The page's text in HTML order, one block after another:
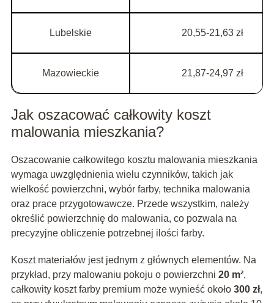
Lubelskie 20,55-21,63 zł
Mazowieckie 21,87-24,97 zł
Jak oszacować całkowity koszt
malowania mieszkania?
Oszacowanie całkowitego kosztu malowania mieszkania
wymaga uwzględnienia wielu czynników, takich jak
wielkość powierzchni, wybór farby, technika malowania
oraz prace przygotowawcze. Przede wszystkim, należy
określić powierzchnię do malowania, co pozwala na
precyzyjne obliczenie potrzebnej ilości farby.
Koszt materiałów jest jednym z głównych elementów. Na
przykład, przy malowaniu pokoju o powierzchni 20 m²,
całkowity koszt farby premium może wynieść około 300 zł,